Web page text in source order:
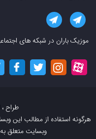
موزیک باران در شبکه های
طراح
هرگونه استفاده از مطالب این
وبسایت متعلق